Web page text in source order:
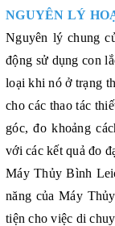
NGUYÊN LÝ
Nguyên lý chung
động sử dụng con
loại khi nó ở trạng
cho các thao tác
góc, đo khoảng
với các kết quả đo
Máy Thủy Bình
năng của Máy
tiện cho việc di